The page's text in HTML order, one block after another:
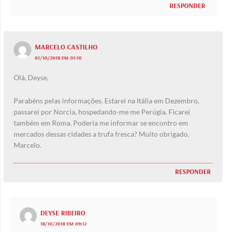
RESPONDER
MARCELO CASTILHO
01/10/2018 EM 01:10
Olá, Deyse,
Parabéns pelas informações. Estarei na Itália em Dezembro,
passarei por Norcia, hospedando-me me Perúgia. Ficarei
também em Roma. Poderia me informar se encontro em
mercados dessas cidades a trufa fresca? Muito obrigado,
Marcelo.
RESPONDER
DEYSE RIBEIRO
18/10/2018 EM 09:12